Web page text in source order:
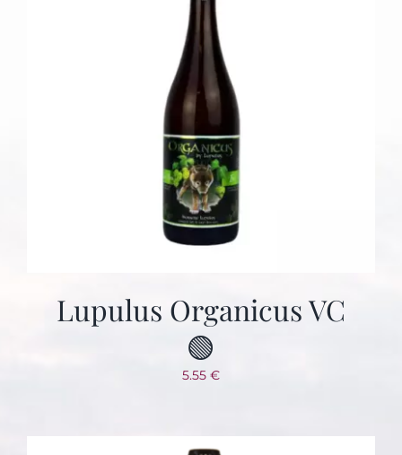
Lupulus Organicus VC
🟢
5.55 €